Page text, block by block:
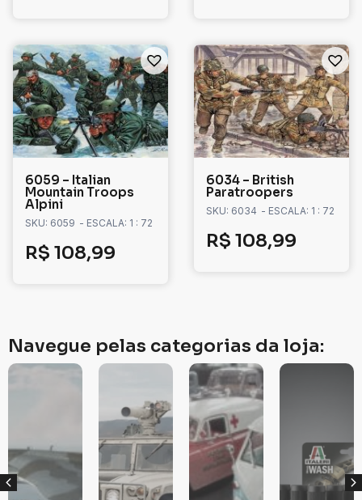
6059 – Italian
Mountain Troops
Alpini
SKU: 6059 - ESCALA: 1 : 72
R$ 108,99
6034 – British
Paratroopers
SKU: 6034 - ESCALA: 1 : 72
R$ 108,99
Navegue pelas categorias da loja: